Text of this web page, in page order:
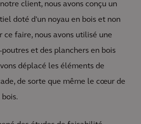
client, nous avons conçu un
doté d'un noyau en bois et non
ce faire, nous avons utilisé une
et des planchers en bois
déplacé les éléments de
de sorte que même le cœur de